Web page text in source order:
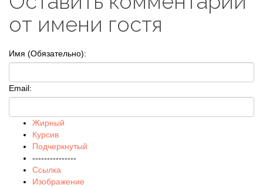
от имени гостя
Имя (Обязательно):
Email:
Жирный
Курсив
Подчеркнутый
---------------
Ссылка
Изображение